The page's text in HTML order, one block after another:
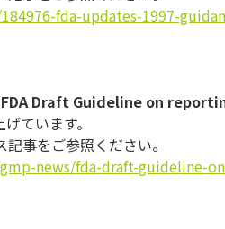
fda-updates-1997-
FDA Draft Guideline on
ています。
事をご参照ください。
news/fda-draft-guideline-